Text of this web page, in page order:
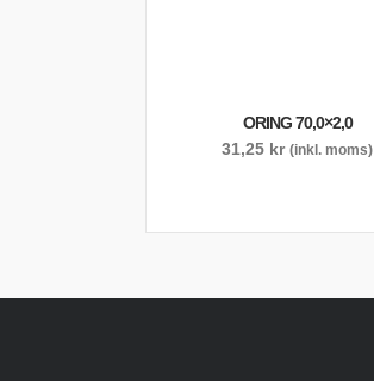
ORING 70,0×2,0
31,25 kr (inkl. moms)